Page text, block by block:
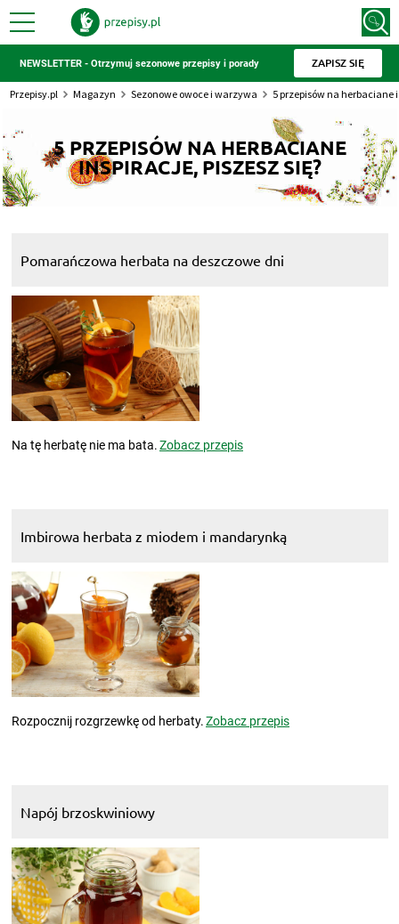
NEWSLETTER - Otrzymuj sezonowe przepisy i porady ZAPISZ SIĘ
Przepisy.pl Magazyn Sezonowe owoce i warzywa 5 przepisów na herbaciane
5 PRZEPISÓW NA HERBACIANE
INSPIRACJE, PISZESZ SIĘ?
Pomarańczowa herbata na deszczowe dni
Na tę herbatę nie ma bata.Zobacz przepis
Imbirowa herbata z miodem i mandarynką
Rozpocznij rozgrzewkę od herbaty.Zobacz przepis
Napój brzoskwiniowy